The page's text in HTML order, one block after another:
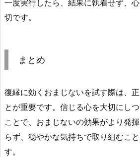
一度実行したら、結果に執着せず、
切です。
まとめ
復縁に効くおまじないを試す際は、
とが重要です。信じる心を大切にし
ことで、おまじないの効果がより発
らず、穏やかな気持ちで取り組むこ
す。